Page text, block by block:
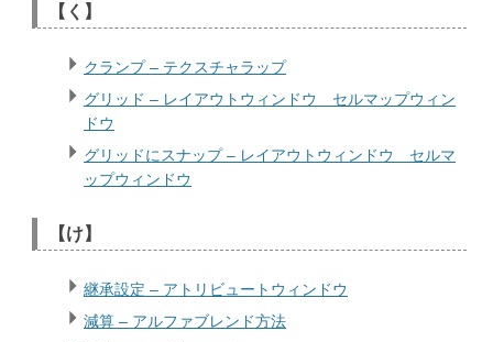
【く】
クランプ – テクスチャラップ
グリッド – レイアウトウィンドウ セルマップウィン
ドウ
グリッドにスナップ – レイアウトウィンドウ セルマ
ップウィンドウ
【け】
継承設定 – アトリビュートウィンドウ
減算 – アルファブレンド方法